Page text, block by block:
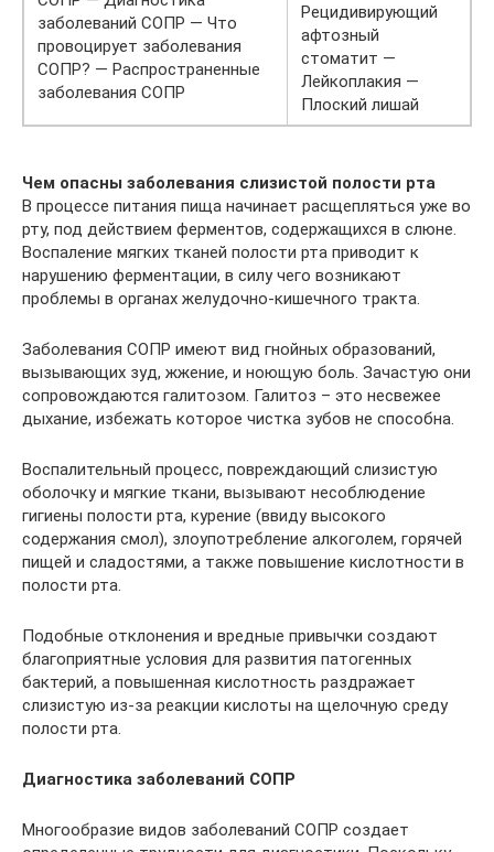
заболеваний СОПР — Что
провоцирует заболевания
СОПР? — Распространенные
заболевания СОПР
Рецидивирующий
афтозный
стоматит —
Лейкоплакия —
Плоский лишай
Чем опасны заболевания слизистой полости рта
В процессе питания пища начинает расщепляться уже во
рту, под действием ферментов, содержащихся в слюне.
Воспаление мягких тканей полости рта приводит к
нарушению ферментации, в силу чего возникают
проблемы в органах желудочно-кишечного тракта.
Заболевания СОПР имеют вид гнойных образований,
вызывающих зуд, жжение, и ноющую боль. Зачастую они
сопровождаются галитозом. Галитоз – это несвежее
дыхание, избежать которое чистка зубов не способна.
Воспалительный процесс, повреждающий слизистую
оболочку и мягкие ткани, вызывают несоблюдение
гигиены полости рта, курение (ввиду высокого
содержания смол), злоупотребление алкоголем, горячей
пищей и сладостями, а также повышение кислотности в
полости рта.
Подобные отклонения и вредные привычки создают
благоприятные условия для развития патогенных
бактерий, а повышенная кислотность раздражает
слизистую из-за реакции кислоты на щелочную среду
полости рта.
Диагностика заболеваний СОПР
Многообразие видов заболеваний СОПР создает